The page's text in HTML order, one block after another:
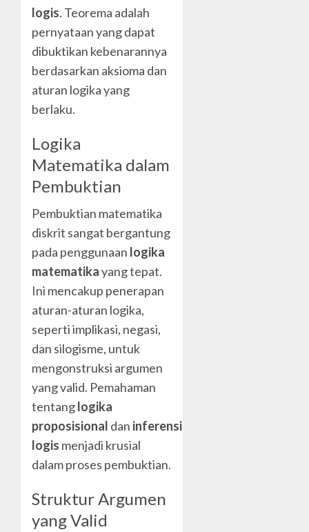
logis. Teorema adalah
pernyataan yang dapat
dibuktikan kebenarannya
berdasarkan aksioma dan
aturan logika yang
berlaku.
Logika
Matematika dalam
Pembuktian
Pembuktian matematika
diskrit sangat bergantung
pada penggunaan logika
matematikayang tepat.
Ini mencakup penerapan
aturan-aturan logika,
seperti implikasi, negasi,
dan silogisme, untuk
mengonstruksi argumen
yang valid. Pemahaman
tentanglogika
proposisional dan inferensi
logis menjadi krusial
dalam proses pembuktian.
Struktur Argumen
yang Valid